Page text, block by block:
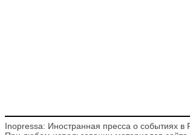
Inopressa: Иностранная пресса о событиях в